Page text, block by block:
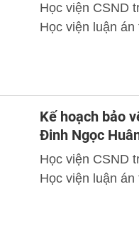
Học viện CSND
Học viện luận
Kế hoạch bảo
Đinh Ngọc
Học viện CSND
Học viện luận